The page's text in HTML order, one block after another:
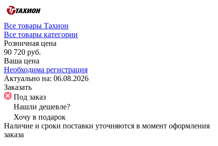
Все товары Тахион
Все товары категории
Розничная цена
90 720 руб.
Ваша цена
Необходима регистрация
Актуально на: 06.08.2026
Заказать
Под заказ
Нашли дешевле?
Хочу в подарок
Наличие и сроки поставки уточняются в момент оформления
заказа